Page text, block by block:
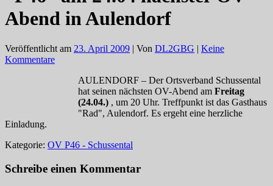
Abend in Aulendorf
Veröffentlicht am 23. April 2009 | Von DL2GBG | Keine
Kommentare
AULENDORF – Der Ortsverband Schussental
hat seinen nächsten OV-Abend am Freitag
(24.04.) , um 20 Uhr. Treffpunkt ist das Gasthaus
"Rad", Aulendorf. Es ergeht eine herzliche
Einladung.
Kategorie: OV P46 - Schussental
Schreibe einen Kommentar